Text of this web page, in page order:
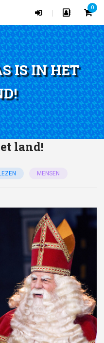
IS IN HET
land!
LEZEN MENSEN
|
0